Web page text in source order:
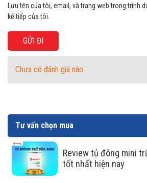
nhiệt, siêu tiết kiệm
nhanh hơn, vận hành êm ái và tiết
Lưu tên của tôi, email, và trang web trong trình
kế tiếp của tôi.
Chưa có đánh giá nào.
Tư vấn chọn mua
Review tủ đông mini
tốt nhất hiện nay